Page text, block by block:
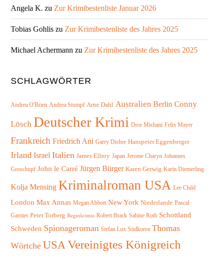
Angela K. zu Zur Krimibestenliste Januar 2026
Tobias Gohlis zu Zur Krimibestenliste des Jahres 2025
Michael Achermann zu Zur Krimibestenliste des Jahres 2025
SCHLAGWÖRTER
Andrea O'Brien Andrea Stumpf Arne Dahl Australien Berlin Conny
Lösch Deutscher Krimi Dror Mishani Felix Mayer
Frankreich Friedrich Ani Garry Disher Hanspeter Eggenberger
Irland Israel Italien James Ellroy Japan Jerome Charyn Johannes
Groschupf John le Carré Jürgen Bürger Karen Gerwig Karin Diemerling
Kolja Mensing Kriminalroman USA Lee Child
London Max Annas Megan Abbott New York Niederlande Pascal
Garnier Peter Torberg Regiokrimis Robert Brack Sabine Roth Schottland
Schweden Spionageroman Stefan Lux Südkorea Thomas
Wörtche USA Vereinigtes Königreich